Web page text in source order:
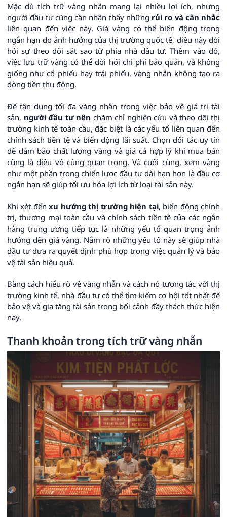
Mặc dù tích trữ vàng nhẫn mang lại nhiều lợi ích, nhưng
người đầu tư cũng cần nhận thấy những rủi ro và cân nhắc
liên quan đến việc này. Giá vàng có thể biến động trong
ngắn hạn do ảnh hưởng của thị trường quốc tế, điều này đòi
hỏi sự theo dõi sát sao từ phía nhà đầu tư. Thêm vào đó,
việc lưu trữ vàng có thể đòi hỏi chi phí bảo quản, và không
giống như cổ phiếu hay trái phiếu, vàng nhẫn không tạo ra
dòng tiền thụ động.
Để tận dụng tối đa vàng nhẫn trong việc bảo vệ giá trị tài
sản, người đầu tư nên chăm chỉ nghiên cứu và theo dõi thị
trường kinh tế toàn cầu, đặc biệt là các yếu tố liên quan đến
chính sách tiền tệ và biến động lãi suất. Chọn đối tác uy tín
để đảm bảo chất lượng vàng và giá cả hợp lý khi mua bán
cũng là điều vô cùng quan trọng. Và cuối cùng, xem vàng
như một phần trong chiến lược đầu tư dài hạn hơn là đầu cơ
ngắn hạn sẽ giúp tối ưu hóa lợi ích từ loại tài sản này.
Khi xét đếnxu hướng thị trường hiện tại, biến động chính
trị, thương mại toàn cầu và chính sách tiền tệ của các ngân
hàng trung ương tiếp tục là những yếu tố quan trọng ảnh
hưởng đến giá vàng. Nắm rõ những yếu tố này sẽ giúp nhà
đầu tư đưa ra quyết định phù hợp trong việc quản lý và bảo
vệ tài sản hiệu quả.
Bằng cách hiểu rõ về vàng nhẫn và cách nó tương tác với thị
trường kinh tế, nhà đầu tư có thể tìm kiếm cơ hội tốt nhất để
bảo vệ và gia tăng tài sản trong bối cảnh đầy thách thức hiện
nay.
Thanh khoản trong tích trữ vàng nhẫn